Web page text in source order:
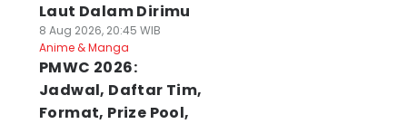
Laut Dalam Dirimu
8 Aug 2026, 20:45 WIB
Anime & Manga
PMWC 2026:
Jadwal, Daftar Tim,
Format, Prize Pool,